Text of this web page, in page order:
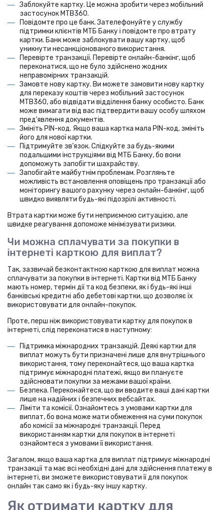
Заблокуйте картку. Це можна зробити через мобільний
застосунок MTB360.
Повідомте про це банк. Зателефонуйте у службу
підтримки клієнтів МТБ Банку і повідомте про втрату
картки. Банк може заблокувати вашу картку, щоб
уникнути несанкціонованого використання.
Перевірте транзакції. Перевірте онлайн-банкінг, щоб
переконатися, що не було здійснено жодних
неправомірних транзакцій.
Замовте нову картку. Ви можете замовити нову картку
для переказу коштів через мобільний застосунок
MTB360, або відвідати відділення банку особисто. Банк
може вимагати від вас підтвердити вашу особу шляхом
пред'явлення документів.
Змініть PIN-код. Якщо ваша картка мала PIN-код, змініть
його для нової картки.
Підтримуйте зв'язок. Слідкуйте за будь-якими
подальшими інструкціями від МТБ Банку, бо вони
допоможуть запобігти шахрайству.
Запобігайте майбутнім проблемам. Розгляньте
можливість встановлення оповіщень про транзакції або
моніторингу вашого рахунку через онлайн-банкінг, щоб
швидко виявляти будь-які підозрілі активності.
Втрата картки може бути неприємною ситуацією, але
швидке реагування допоможе мінімізувати ризики.
Чи можна сплачувати за покупки в
інтернеті карткою для виплат?
Так, зазвичай безконтактною карткою для виплат можна
сплачувати за покупки в інтернеті. Картки від МТБ Банку
мають номер, термін дії та код безпеки, як і будь-які інші
банківські кредитні або дебетові картки, що дозволяє їх
використовувати для онлайн-покупок.
Проте, перш ніж використовувати картку для покупок в
інтернеті, слід переконатися в наступному:
Підтримка міжнародних транзакцій. Деякі картки для
виплат можуть бути призначені лише для внутрішнього
використання, тому переконайтеся, що ваша картка
підтримує міжнародні платежі, якщо ви плануєте
здійснювати покупки за межами вашої країни.
Безпека. Переконайтеся, що ви вводите ваші дані картки
лише на надійних і безпечних вебсайтах.
Ліміти та комісії. Ознайомтесь з умовами картки для
виплат, бо вона може мати обмеження на суми покупок
або комісії за міжнародні транзакції. Перед
використанням картки для покупок в інтернеті
ознайомтеся з умовами її використання.
Загалом, якщо ваша картка для виплат підтримує міжнародні
транзакції та має всі необхідні дані для здійснення платежу в
інтернеті, ви зможете використовувати її для покупок
онлайн так само як і будь-яку іншу картку.
Як отримати картку для